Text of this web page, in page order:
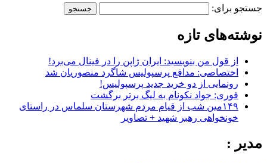
جستجو برای:
نوشته‌های تازه
از قول من بنویسید: ایران ژاپن را در فینال می‌برد!
اختصاصی: مدافع پرسپولیس شاگرد منصوریان شد
رونمایی از دو خرید جدید پرسپولیس!
فوری: جواد نکونام به لیگ برتر برگشت
۱۴۹مین شب از قیام مردم شهرستان سلماس در راستای
خونخواهی رهبر شهید + تصاویر
مدیر :